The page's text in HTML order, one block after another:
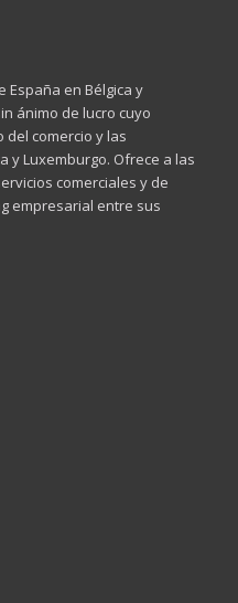
España en Bélgica y
ánimo de lucro cuyo
comercio y las
y Luxemburgo. Ofrece a las
comerciales y de
empresarial entre sus